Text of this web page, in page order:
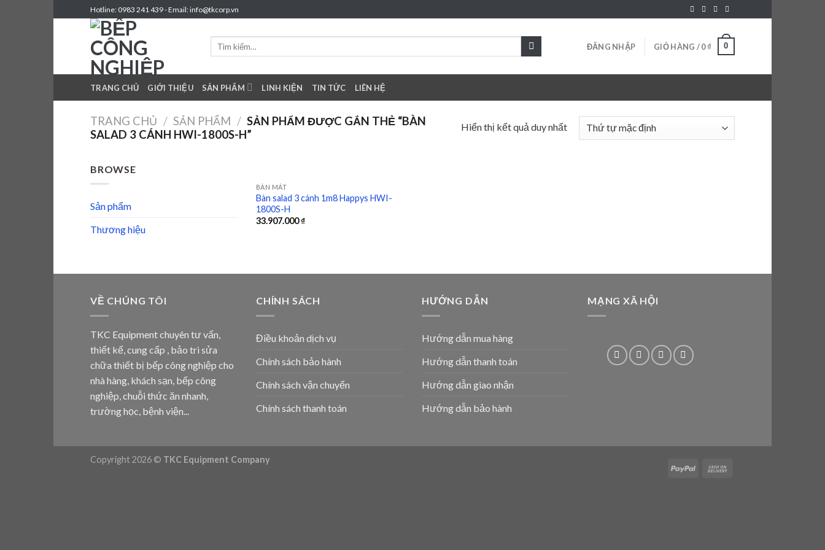
to
Hotline: 0983 241 439 - Email: info@tkcorp.vn
ĐĂNG NHẬP GIỎ HÀNG /0₫ 0
TRANG CHỦ GIỚI THIỆU SẢN PHẨM LINH KIỆN TIN TỨC LIÊN HỆ
TRANG CHỦ / SẢN PHẨM / SẢN PHẨM ĐƯỢC GẮN THẺ “BÀN
SALAD 3 CÁNH HWI-1800S-H”
Hiển thị kết quả duy nhất
BROWSE
Sản phẩm
Thương hiệu
BÀN MÁT
Bàn salad 3 cánh 1m8 Happys HWI-
1800S-H
33.907.000₫
VỀ CHÚNG TÔI
TKC Equipment chuyên tư vấn,
thiết kế, cung cấp , bảo trì sửa
chữa thiết bị bếp công nghiệp cho
nhà hàng, khách sạn, bếp công
nghiệp, chuỗi thức ăn nhanh,
trường học, bệnh viện...
CHÍNH SÁCH
Điều khoản dịch vụ
Chính sách bảo hành
Chính sách vận chuyển
Chính sách thanh toán
HƯỚNG DẪN
Hướng dẫn mua hàng
Hướng dẫn thanh toán
Hướng dẫn giao nhận
Hướng dẫn bảo hành
MẠNG XÃ HỘI
Copyright 2026 © TKC Equipment Company